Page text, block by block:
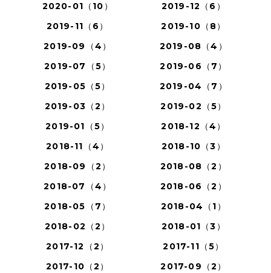
2020-01（10）
2019-12（6）
2019-11（6）
2019-10（8）
2019-09（4）
2019-08（4）
2019-07（5）
2019-06（7）
2019-05（5）
2019-04（7）
2019-03（2）
2019-02（5）
2019-01（5）
2018-12（4）
2018-11（4）
2018-10（3）
2018-09（2）
2018-08（2）
2018-07（4）
2018-06（2）
2018-05（7）
2018-04（1）
2018-02（2）
2018-01（3）
2017-12（2）
2017-11（5）
2017-10（2）
2017-09（2）